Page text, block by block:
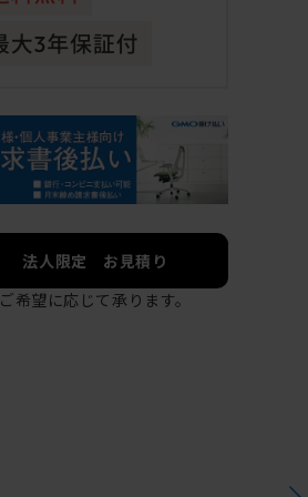
法人限定 お見積り
ご希望に応じて承ります。